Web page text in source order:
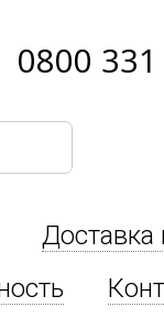
0800
Доставка